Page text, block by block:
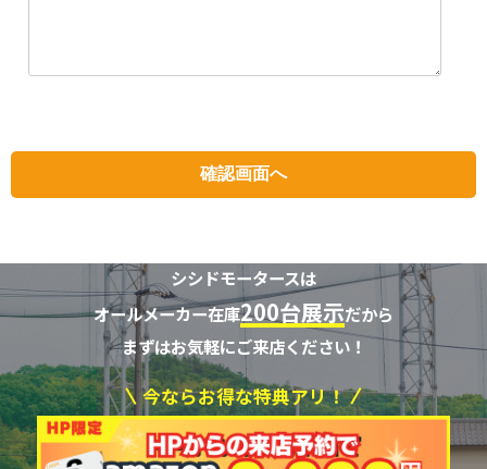
シシドモータースは
オールメーカー在庫200台展示だから
まずはお気軽にご来店ください！
今ならお得な特典アリ！